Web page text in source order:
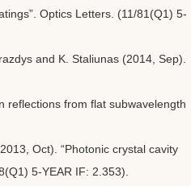
Optics Letters. (11/81(Q1) 5-
and K. Staliunas (2014, Sep).
reflections from flat subwavelength
Oct). “Photonic crystal cavity
5-YEAR IF: 2.353).